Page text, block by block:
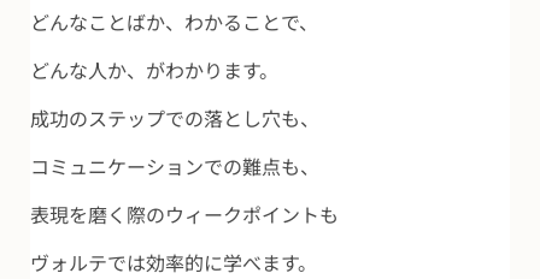
どんなことばか、わかることで、
どんな人か、がわかります。
成功のステップでの落とし穴も、
コミュニケーションでの難点も、
表現を磨く際のウィークポイントも
ヴォルテでは効率的に学べます。